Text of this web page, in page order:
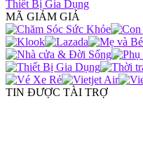
Thiết Bị Gia Dụng
MÃ GIẢM GIÁ
TIN ĐƯỢC TÀI TRỢ